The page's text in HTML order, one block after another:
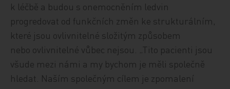
k léčbě a budou s onemocněním ledvin
progredovat od funkčních změn ke strukturálním,
které jsou ovlivnitelné složitým způsobem
nebo ovlivnitelné vůbec nejsou. „Tito pacienti jsou
všude mezi námi a my bychom je měli společně
hledat. Naším společným cílem je zpomalení